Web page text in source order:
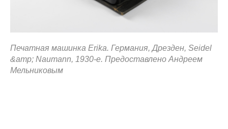
Печатная машинка Erika. Германия, Дрезден, Seidel
&amp; Naumann, 1930-е. Предоставлено Андреем
Мельниковым